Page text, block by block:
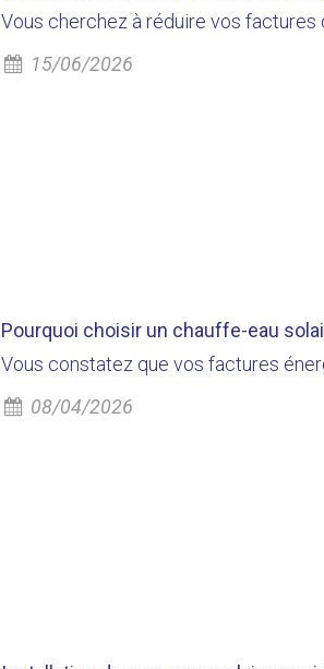
Vous cherchez à réduire vos
15/06/2026
Pourquoi choisir un chauffe-eau
Vous constatez que vos factures
08/04/2026